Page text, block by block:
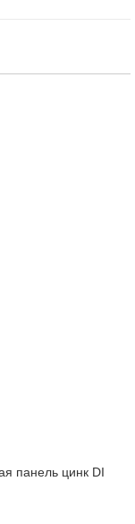
панель цинк DI